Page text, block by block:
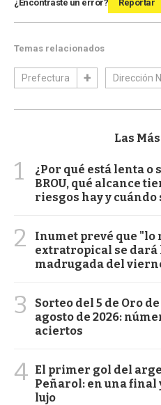
¿Encontraste un error? Reportar
Temas relacionados
Prefectura Dirección
Las
1
¿Por qué está lenta o
BROU, qué alcance
riesgos hay y cuándo
2
Inumet prevé que "lo
extratropical se dará
madrugada del
3
Sorteo del 5 de Oro
agosto de 2026:
aciertos
4 El primer gol del
Peñarol: en una final
lujo